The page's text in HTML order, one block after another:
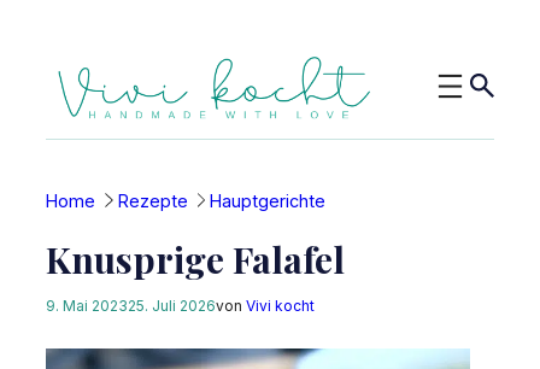
springen
Home Rezepte Hauptgerichte
Knusprige Falafel
9. Mai 202325. Juli 2026von Vivi kocht